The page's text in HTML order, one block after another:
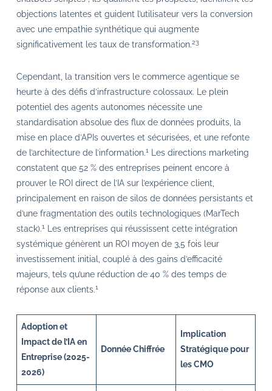
objections latentes et guident l’utilisateur vers la conversion
avec une empathie synthétique qui augmente
significativement les taux de transformation.23
Cependant, la transition vers le commerce agentique se
heurte à des défis d’infrastructure colossaux. Le plein
potentiel des agents autonomes nécessite une
standardisation absolue des flux de données produits, la
mise en place d’APIs ouvertes et sécurisées, et une refonte
de l’architecture de l’information.1Les directions marketing
constatent que 52 % des entreprises peinent encore à
prouver le ROI direct de l’IA sur l’expérience client,
principalement en raison de silos de données persistants et
d’une fragmentation des outils technologiques (MarTech
stack).1Les entreprises qui réussissent cette intégration
systémique génèrent un ROI moyen de 3,5 fois leur
investissement initial, couplé à des gains d’efficacité
majeurs, tels qu’une réduction de 40 % des temps de
réponse aux clients.1
Adoption et
Impact de l’IA en
Entreprise (2025-
2026)
Donnée Chiffrée
Implication
Stratégique pour
les CMO